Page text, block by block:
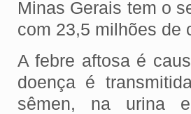
Minas Gerais tem o
com 23,5 milhões de
A febre aftosa é
doença é
sêmen, na urina